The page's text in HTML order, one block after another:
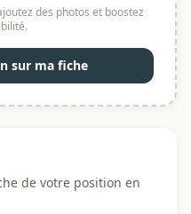
des photos et boostez
sur ma fiche
de votre position en